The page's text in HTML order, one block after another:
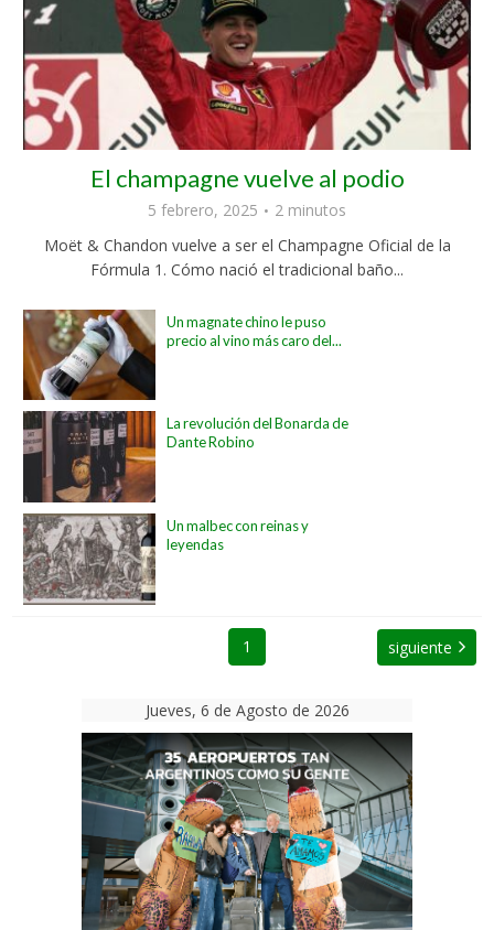
El champagne vuelve al podio
5 febrero, 2025
2 minutos
Moët & Chandon vuelve a ser el Champagne Oficial de la
Fórmula 1. Cómo nació el tradicional baño...
Un magnate chino le puso
precio al vino más caro del...
La revolución del Bonarda de
Dante Robino
Un malbec con reinas y
leyendas
1 siguiente
Jueves, 6 de Agosto de 2026